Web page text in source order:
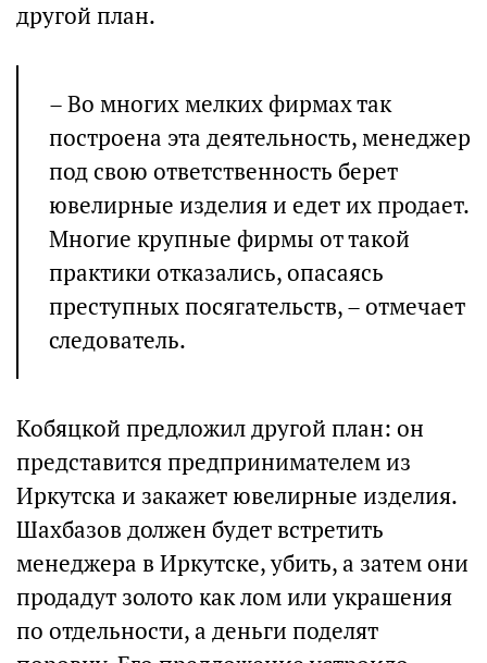
другой план.
– Во многих мелких фирмах так
построена эта деятельность, менеджер
под свою ответственность берет
ювелирные изделия и едет их продает.
Многие крупные фирмы от такой
практики отказались, опасаясь
преступных посягательств, – отмечает
следователь.
Кобяцкой предложил другой план: он
представится предпринимателем из
Иркутска и закажет ювелирные изделия.
Шахбазов должен будет встретить
менеджера в Иркутске, убить, а затем они
продадут золото как лом или украшения
по отдельности, а деньги поделят